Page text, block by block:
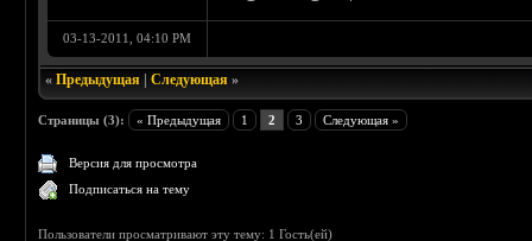
03-13-2011, 04:10 PM
«Предыдущая |Следующая »
Страницы (3): « Предыдущая 1 2 3 Следующая »
Версия для просмотра
Подписаться на тему
Пользователи просматривают эту тему: 1 Гость(ей)